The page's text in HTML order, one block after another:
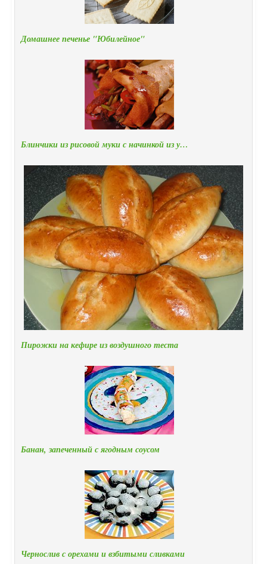
Домашнее печенье "Юбилейное"
Блинчики из рисовой муки с начинкой из у…
Пирожки на кефире из воздушного теста
Банан, запеченный с ягодным соусом
Чернослив с орехами и взбитыми сливками